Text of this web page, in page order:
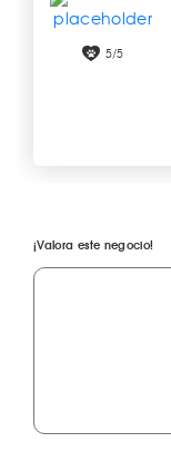
5/5
¡Valora este negocio!